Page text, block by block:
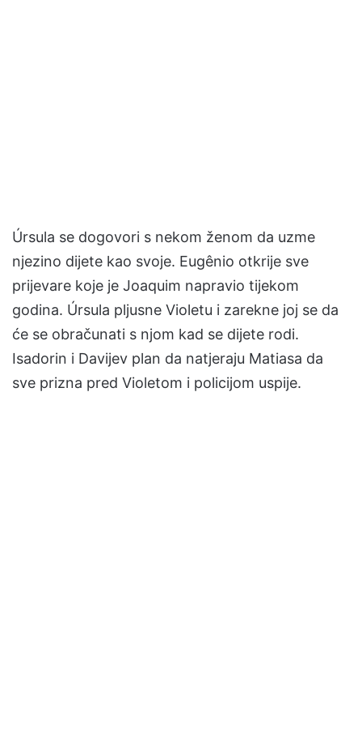
Úrsula se dogovori s nekom ženom da uzme
njezino dijete kao svoje. Eugênio otkrije sve
prijevare koje je Joaquim napravio tijekom
godina. Úrsula pljusne Violetu i zarekne joj se da
će se obračunati s njom kad se dijete rodi.
Isadorin i Davijev plan da natjeraju Matiasa da
sve prizna pred Violetom i policijom uspije.